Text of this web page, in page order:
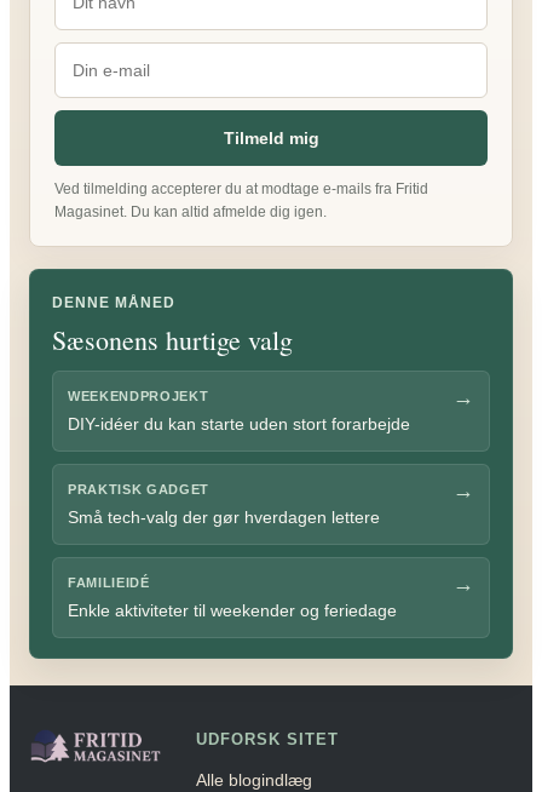
Tilmeld mig
Ved tilmelding accepterer du at modtage e-mails fra Fritid
Magasinet. Du kan altid afmelde dig igen.
DENNE MÅNED
Sæsonens hurtige valg
WEEKENDPROJEKT
DIY-idéer du kan starte uden stort forarbejde
→
PRAKTISK GADGET
Små tech-valg der gør hverdagen lettere
→
FAMILIEIDÉ
Enkle aktiviteter til weekender og feriedage
→
UDFORSK SITET
Alle blogindlæg